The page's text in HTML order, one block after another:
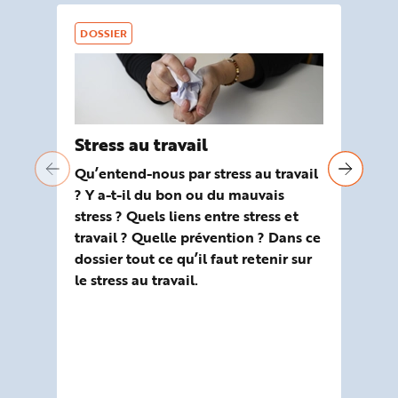
DOSSIER
Stress au travail
Qu’entend-nous par stress au travail
? Y a-t-il du bon ou du mauvais
stress ? Quels liens entre stress et
travail ? Quelle prévention ? Dans ce
dossier tout ce qu’il faut retenir sur
le stress au travail.